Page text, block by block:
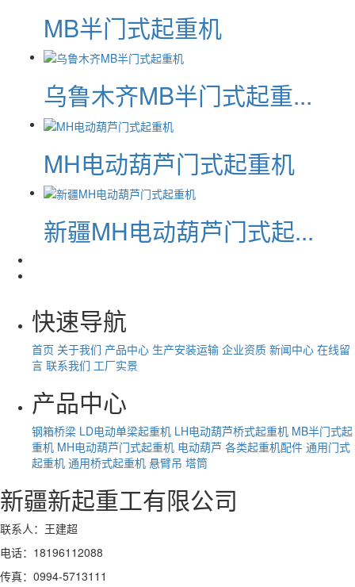
MB半门式起重机
乌鲁木齐MB半门式起重...
MH电动葫芦门式起重机
新疆MH电动葫芦门式起...
快速导航
首页 关于我们 产品中心 生产安装运输 企业资质 新闻中心 在线留
言 联系我们 工厂实景
产品中心
钢箱桥梁 LD电动单梁起重机 LH电动葫芦桥式起重机 MB半门式起
重机 MH电动葫芦门式起重机 电动葫芦 各类起重机配件 通用门式
起重机 通用桥式起重机 悬臂吊 塔筒
新疆新起重工有限公司
联系人：王建超
电话：18196112088
传真：0994-5713111